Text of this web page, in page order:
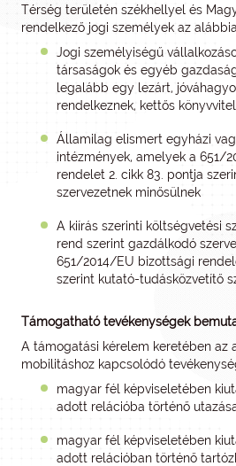
Térség területén székhellyel és
rendelkező jogi személyek az
Jogi személyiségű
társaságok és egyéb
legalább egy lezárt,
rendelkeznek, kettős
Államilag elismert egyházi
intézmények, amelyek a 651/
rendelet 2. cikk 83. pontja
szervezetnek minősülnek
A kiírás szerinti költségvetési
rend szerint gazdálkodó
651/2014/EU bizottsági
szerint kutató-tudásközvetítő
Támogatható tevékenységek
A támogatási kérelem keretében az
mobilitáshoz kapcsolódó
magyar fél képviseletében
adott relációba történő
magyar fél képviseletében
adott relációban történő